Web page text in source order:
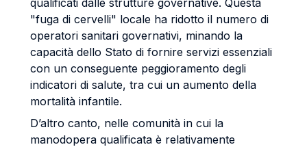
qualificati dalle strutture governative. Questa
"fuga di cervelli" locale ha ridotto il numero di
operatori sanitari governativi, minando la
capacità dello Stato di fornire servizi essenziali
con un conseguente peggioramento degli
indicatori di salute, tra cui un aumento della
mortalità infantile.
D’altro canto, nelle comunità in cui la
manodopera qualificata è relativamente